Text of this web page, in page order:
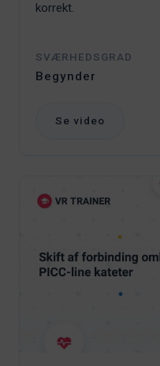
korrekt.
SVÆRHEDSGRAD
Begynder
Se video